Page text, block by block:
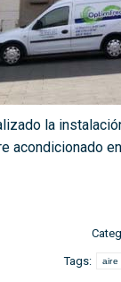
la
acondicionado
Tags: aire